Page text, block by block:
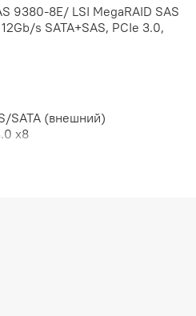
9380-8E/ LSI MegaRAID SAS
s SATA+SAS, PCIe 3.0,
SATA (внешний)
x8
(Low Profile)